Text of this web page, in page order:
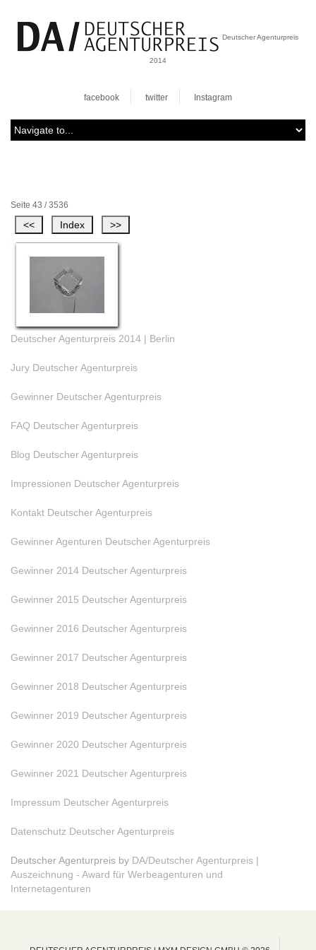
Deutscher Agenturpreis
2014
facebook twitter Instagram
Seite 43 / 3536
Deutscher Agenturpreis 2014 | Berlin
Jury Deutscher Agenturpreis
Gewinner Deutscher Agenturpreis
FAQ Deutscher Agenturpreis
Blog Deutscher Agenturpreis
Impressionen Deutscher Agenturpreis
Kontakt Deutscher Agenturpreis
Gewinner Agenturen Deutscher Agenturpreis
Gewinner 2014 Deutscher Agenturpreis
Gewinner 2015 Deutscher Agenturpreis
Gewinner 2016 Deutscher Agenturpreis
Gewinner 2017 Deutscher Agenturpreis
Gewinner 2018 Deutscher Agenturpreis
Gewinner 2019 Deutscher Agenturpreis
Gewinner 2020 Deutscher Agenturpreis
Gewinner 2021 Deutscher Agenturpreis
Impressum Deutscher Agenturpreis
Datenschutz Deutscher Agenturpreis
Deutscher Agenturpreis by DA/Deutscher Agenturpreis |
Auszeichnung - Award für Werbeagenturen und
Internetagenturen